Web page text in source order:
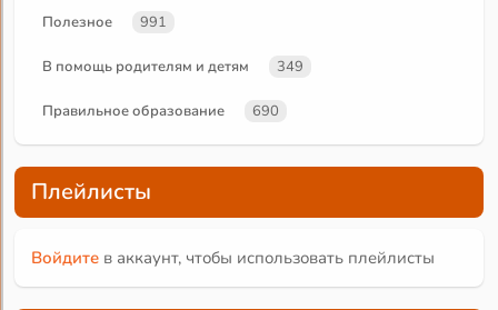
Полезное 991
В помощь родителям и детям 349
Правильное образование 690
Плейлисты
Войдите в аккаунт, чтобы использовать плейлисты